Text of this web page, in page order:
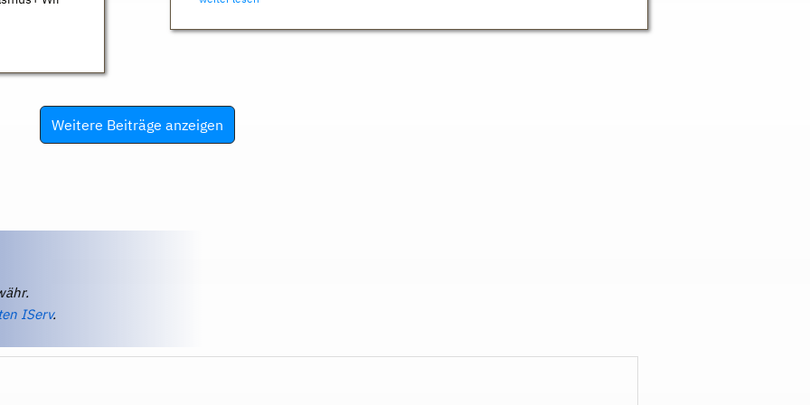
Weitere Beiträge anzeigen
IServ.